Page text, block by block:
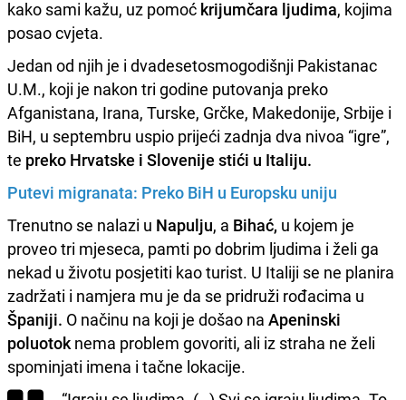
kako sami kažu, uz pomoć krijumčara ljudima, kojima
posao cvjeta.
Jedan od njih je i dvadesetosmogodišnji Pakistanac
U.M., koji je nakon tri godine putovanja preko
Afganistana, Irana, Turske, Grčke, Makedonije, Srbije i
BiH, u septembru uspio prijeći zadnja dva nivoa “igre”,
te preko Hrvatske i Slovenije stići u Italiju.
Putevi migranata: Preko BiH u Europsku uniju
Trenutno se nalazi u Napulju, a Bihać, u kojem je
proveo tri mjeseca, pamti po dobrim ljudima i želi ga
nekad u životu posjetiti kao turist. U Italiji se ne planira
zadržati i namjera mu je da se pridruži rođacima u
Španiji. O načinu na koji je došao na Apeninski
poluotok nema problem govoriti, ali iz straha ne želi
spominjati imena i tačne lokacije.